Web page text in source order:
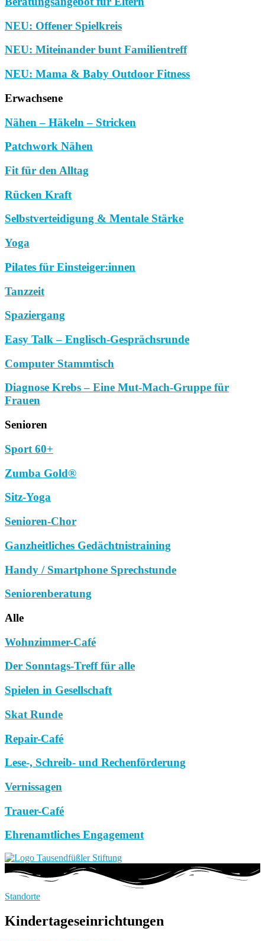
NEU: Offener Spielkreis
NEU: Miteinander bunt Familientreff
NEU: Mama & Baby Outdoor Fitness
Erwachsene
Nähen – Häkeln – Stricken
Patchwork Nähen
Fit für den Alltag
Rücken Kraft
Selbstverteidigung & Mentale Stärke
Yoga
Pilates für Einsteiger:innen
Tanzzeit
Spaziergang
Easy Talk – Englisch-Gesprächsrunde
Computer Stammtisch
Diagnose Krebs – Eine Mut-Mach-Gruppe für
Frauen
Senioren
Sport 60+
Zumba Gold®
Sitz-Yoga
Senioren-Chor
Ganzheitliches Gedächtnistraining
Handy / Smartphone Sprechstunde
Seniorenberatung
Alle
Wohnzimmer-Café
Der Sonntags-Treff für alle
Spielen in Gesellschaft
Skat Runde
Repair-Café
Lese-, Schreib- und Rechenförderung
Vernissagen
Trauer-Café
Ehrenamtliches Engagement
Standorte
Kindertageseinrichtungen